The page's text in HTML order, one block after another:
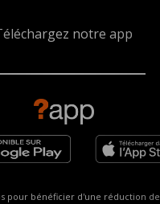
notre app
pour bénéficier d'une réduction de